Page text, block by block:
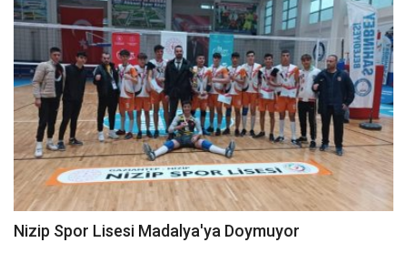
Nizip Spor Lisesi Madalya'ya Doymuyor